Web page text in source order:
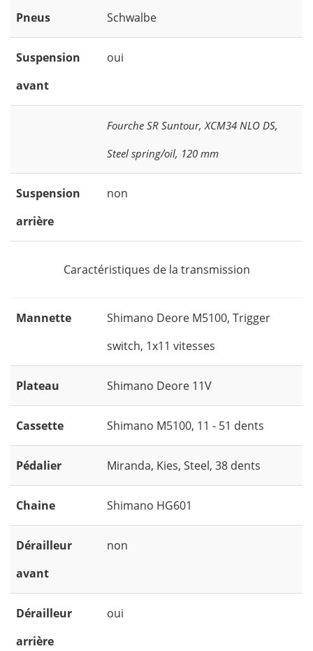
Pneus Schwalbe
Suspension
avant
oui
Fourche SR Suntour, XCM34 NLO DS,
Steel spring/oil, 120 mm
Suspension
arrière
non
Caractéristiques de la transmission
Mannette
Shimano Deore M5100, Trigger
switch, 1x11 vitesses
Plateau Shimano Deore 11V
Cassette Shimano M5100, 11 - 51 dents
Pédalier Miranda, Kies, Steel, 38 dents
Chaine Shimano HG601
Dérailleur
avant
non
Dérailleur
arrière
oui